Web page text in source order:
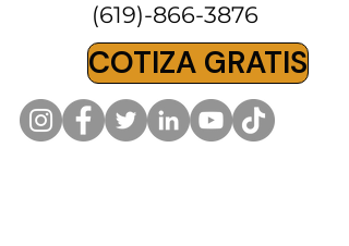
COTIZA GRATIS
(619)-866-3876